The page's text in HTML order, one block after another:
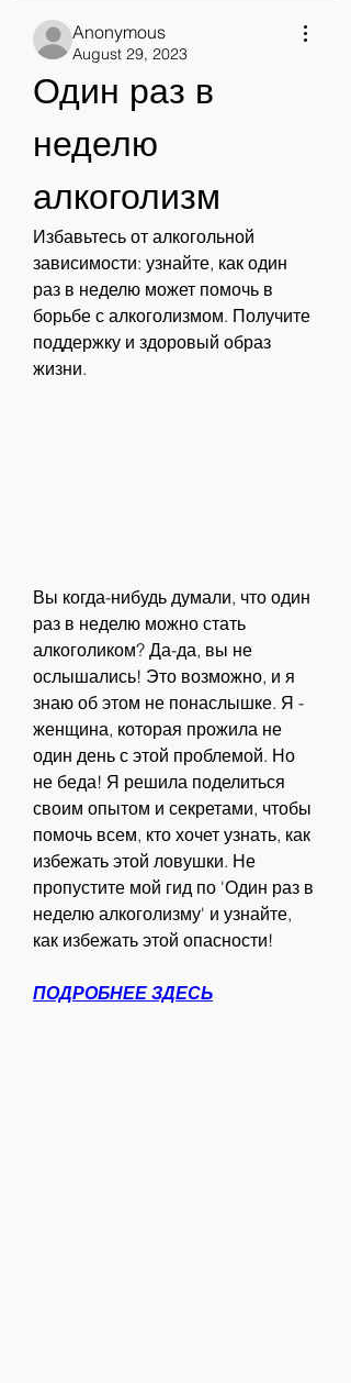
Anonymous
August 29, 2023
Один раз в
неделю
алкоголизм
Избавьтесь от алкогольной
зависимости: узнайте, как один
раз в неделю может помочь в
борьбе с алкоголизмом. Получите
поддержку и здоровый образ
жизни.
Вы когда-нибудь думали, что один
раз в неделю можно стать
алкоголиком? Да-да, вы не
ослышались! Это возможно, и я
знаю об этом не понаслышке. Я -
женщина, которая прожила не
один день с этой проблемой. Но
не беда! Я решила поделиться
своим опытом и секретами, чтобы
помочь всем, кто хочет узнать, как
избежать этой ловушки. Не
пропустите мой гид по 'Один раз в
неделю алкоголизму' и узнайте,
как избежать этой опасности!
ПОДРОБНЕЕ ЗДЕСЬ